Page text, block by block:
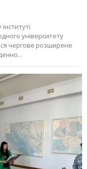
університету
чергове розширене